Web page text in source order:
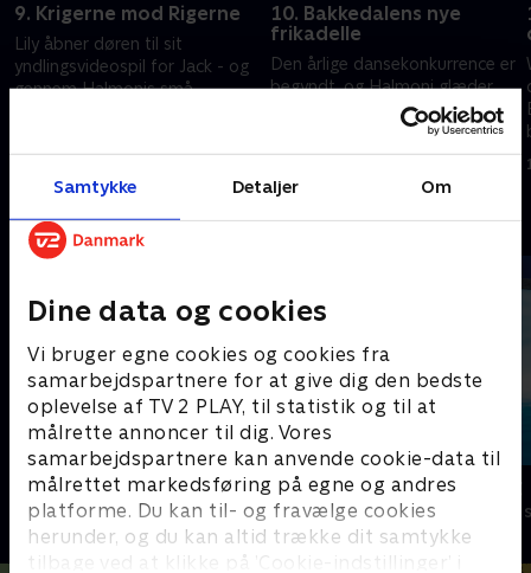
Samtykke Detaljer Om
Dine data og cookies
Vi bruger egne cookies og cookies fra
samarbejdspartnere for at give dig den bedste
oplevelse af TV 2 PLAY, til statistik og til at
målrette annoncer til dig. Vores
samarbejdspartnere kan anvende cookie-data til
målrettet markedsføring på egne og andres
platforme. Du kan til- og fravælge cookies
herunder, og du kan altid trække dit samtykke
tilbage ved at klikke på ’Cookie-indstillinger’ i
9. Krigerne mod Rigerne
Lily åbner døren til sit
yndlingsvideospil for Jack - og
gennem Halmonis små
liv.
10. Bakkedalens nye
frikadelle
Den årlige dansekonkurrence er
begyndt, og Halmoni glæder
sig til at danse med Lily igen.
14. februar 2026 • 21 min
Andre så også
StoryZoo
Børneserier • 2 sæsoner
Vicke Viking
Børneserier • 1